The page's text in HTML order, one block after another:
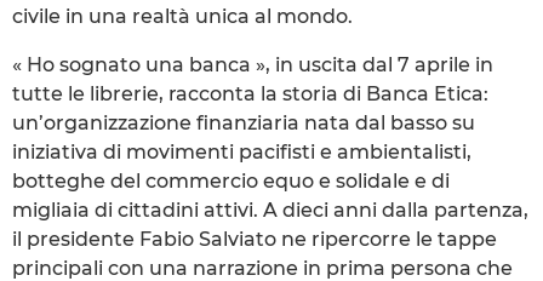
civile in una realtà unica al mondo.
« Ho sognato una banca », in uscita dal 7 aprile in
tutte le librerie, racconta la storia di Banca Etica:
un’organizzazione finanziaria nata dal basso su
iniziativa di movimenti pacifisti e ambientalisti,
botteghe del commercio equo e solidale e di
migliaia di cittadini attivi. A dieci anni dalla partenza,
il presidente Fabio Salviato ne ripercorre le tappe
principali con una narrazione in prima persona che